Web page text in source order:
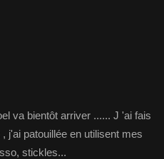
va bientôt arriver ...... J 'ai fais
j'ai patouillée en utilisent mes
stickles...